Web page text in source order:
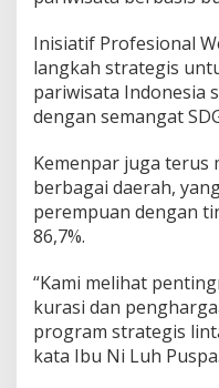
Inisiatif Profesional
langkah strategis
pariwisata Indonesia
dengan semangat
Kemenpar juga terus
berbagai daerah,
perempuan dengan
86,7%.
“Kami melihat
kurasi dan
program strategis
kata Ibu Ni Luh Puspa.